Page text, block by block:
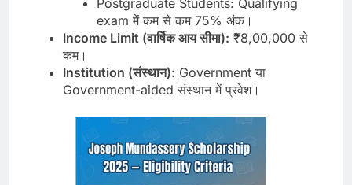
Postgraduate Students: Qualifying
exam में कम से कम 75% अंक।
Income Limit (वार्षिक आय सीमा): ₹8,00,000 से
कम।
Institution (संस्थान): Government या
Government-aided संस्थान में प्रवेश।